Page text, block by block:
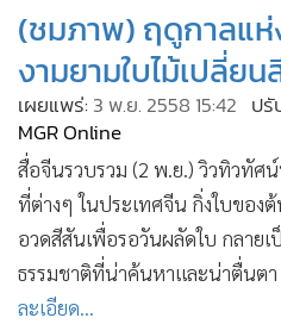
•
•
• กีฬา
• ต่างประเทศ
• Special Scoop
• เศรษฐกิจ-ธุรกิจ
• จีน
• ชุมชน-คุณภาพชีวิต
• อาชญากรรม
(ชมภาพ) ฤดูกาลแ
งามยามใบไม้เปลี่ยน
เผยแพร่: 3 พ.ย. 2558 15:42 ปรั
MGR Online
สื่อจีนรวบรวม (2 พ.ย.) วิวทิวทัศ
ที่ต่างๆ ในประเทศจีน กิ่งใบขอ
อวดสีสันเพื่อรอวันผลัดใบ กลายเ
ธรรมชาติที่น่าค้นหาและน่าตื่นต
ละเอียด...